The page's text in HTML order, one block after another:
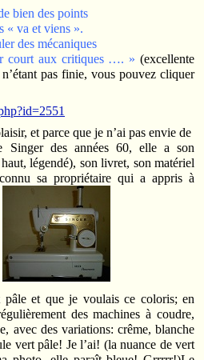
bien des points
« va et viens ».
des mécaniques
court aux critiques …. » (excellente
pas finie, vous pouvez cliquer
et parce que je n’ai pas envie de
Singer des années 60, elle a son
légendé), son livret, son matériel
sa propriétaire qui a appris à
pâle et que je voulais ce coloris; en
des machines à coudre,
avec des variations: crême, blanche
vert pâle! Je l’ai! (la nuance de vert